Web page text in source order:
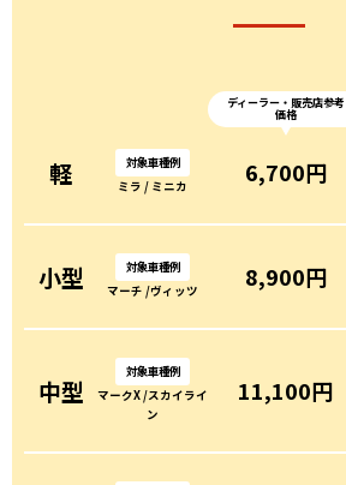
ディーラー・販売店参考
価格
軽
対象車種例
ミラ / ミニカ
6,700円
小型
対象車種例
マーチ /ヴィッツ
8,900円
中型
対象車種例
マークX /スカイライ
ン
11,100円